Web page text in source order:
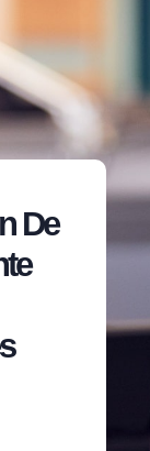
De